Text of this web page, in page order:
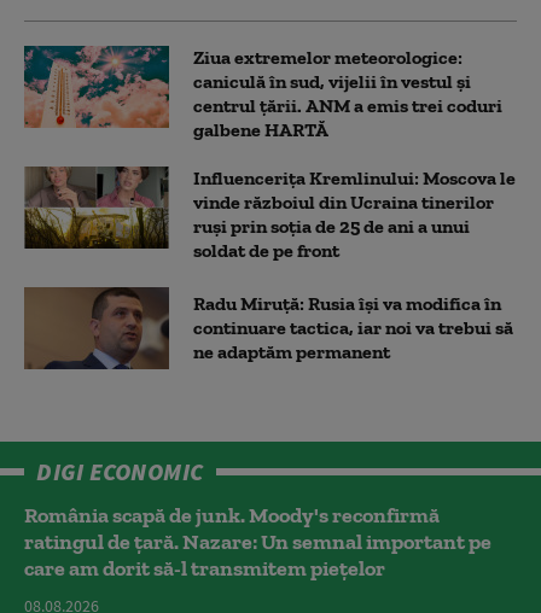
Ziua extremelor meteorologice:
caniculă în sud, vijelii în vestul și
centrul țării. ANM a emis trei coduri
galbene HARTĂ
Influencerița Kremlinului: Moscova le
vinde războiul din Ucraina tinerilor
ruși prin soția de 25 de ani a unui
soldat de pe front
Radu Miruță: Rusia își va modifica în
continuare tactica, iar noi va trebui să
ne adaptăm permanent
DIGI ECONOMIC
România scapă de junk. Moody's reconfirmă
ratingul de țară. Nazare: Un semnal important pe
care am dorit să-l transmitem piețelor
08.08.2026